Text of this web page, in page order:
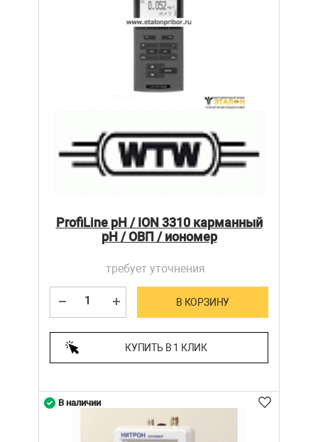
ProfiLine pH / ION 3310 карманный
pH / ОВП / иономер
требует уточнения
В КОРЗИНУ
КУПИТЬ В 1 КЛИК
В наличии